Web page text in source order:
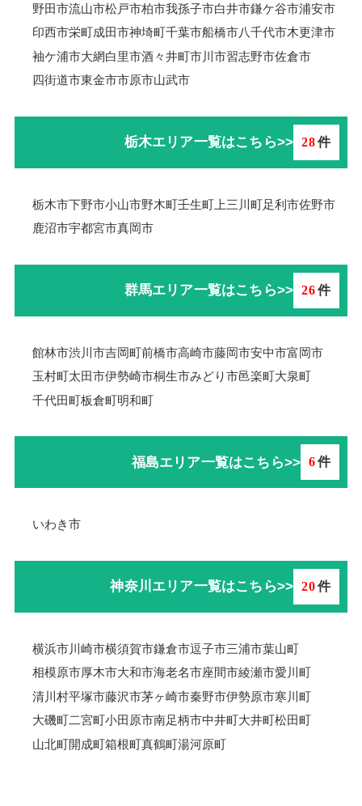
野田市流山市松戸市柏市我孫子市白井市鎌ケ谷市浦安市
印西市栄町成田市神埼町千葉市船橋市八千代市木更津市
袖ケ浦市大網白里市酒々井町市川市習志野市佐倉市
四街道市東金市市原市山武市
栃木エリア一覧はこちら>> 28件
栃木市下野市小山市野木町壬生町 上三川町足利市佐野市
鹿沼市宇都宮市真岡市
群馬エリア一覧はこちら>> 26件
館林市渋川市吉岡町前橋市高崎市藤岡市安中市富岡市
玉村町太田市伊勢崎市桐生市みどり市邑楽町大泉町
千代田町板倉町明和町
福島エリア一覧はこちら>> 6件
いわき市
神奈川エリア一覧はこちら>> 20件
横浜市川崎市横須賀市鎌倉市逗子市三浦市葉山町
相模原市厚木市大和市海老名市座間市綾瀬市愛川町
清川村平塚市藤沢市茅ヶ崎市秦野市伊勢原市寒川町
大磯町二宮町小田原市南足柄市中井町大井町松田町
山北町開成町箱根町真鶴町湯河原町